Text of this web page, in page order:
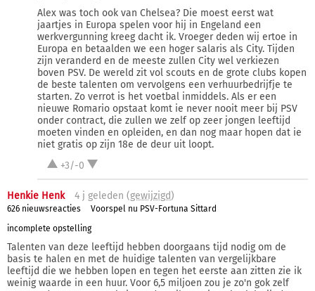
Alex was toch ook van Chelsea? Die moest eerst wat
jaartjes in Europa spelen voor hij in Engeland een
werkvergunning kreeg dacht ik. Vroeger deden wij ertoe in
Europa en betaalden we een hoger salaris als City. Tijden
zijn veranderd en de meeste zullen City wel verkiezen
boven PSV. De wereld zit vol scouts en de grote clubs kopen
de beste talenten om vervolgens een verhuurbedrijfje te
starten. Zo verrot is het voetbal inmiddels. Als er een
nieuwe Romario opstaat komt ie never nooit meer bij PSV
onder contract, die zullen we zelf op zeer jongen leeftijd
moeten vinden en opleiden, en dan nog maar hopen dat ie
niet gratis op zijn 18e de deur uit loopt.
+3/-0
Henkie Henk 4 j geleden (gewijzigd)
626 nieuwsreacties
Voorspel nu PSV-Fortuna Sittard
incomplete opstelling
Talenten van deze leeftijd hebben doorgaans tijd nodig om de
basis te halen en met de huidige talenten van vergelijkbare
leeftijd die we hebben lopen en tegen het eerste aan zitten zie ik
weinig waarde in een huur. Voor 6,5 miljoen zou je zo'n gok zelf